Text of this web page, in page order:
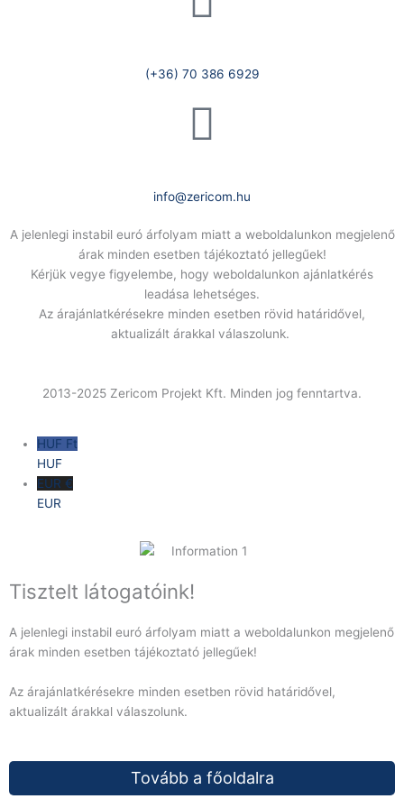
(+36) 70 386 6929
info@zericom.hu
A jelenlegi instabil euró árfolyam miatt a weboldalunkon megjelenő
árak minden esetben tájékoztató jellegűek!
Kérjük vegye figyelembe, hogy weboldalunkon ajánlatkérés
leadása lehetséges.
Az árajánlatkérésekre minden esetben rövid határidővel,
aktualizált árakkal válaszolunk.
2013-2025 Zericom Projekt Kft. Minden jog fenntartva.
HUF Ft
HUF
EUR €
EUR
Tisztelt látogatóink!
A jelenlegi instabil euró árfolyam miatt a weboldalunkon megjelenő
árak minden esetben tájékoztató jellegűek!
Az árajánlatkérésekre minden esetben rövid határidővel,
aktualizált árakkal válaszolunk.
Tovább a főoldalra